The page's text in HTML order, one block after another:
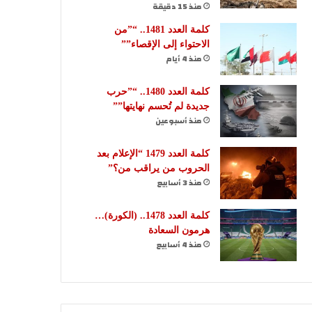
منذ 15 دقيقة
كلمة العدد 1481.. “”من
الاحتواء إلى الإقصاء””
منذ 4 أيام
كلمة العدد 1480.. “”حرب
جديدة لم تُحسم نهايتها””
منذ أسبوعين
كلمة العدد 1479 “الإعلام بعد
الحروب من يراقب من؟”
منذ 3 أسابيع
كلمة العدد 1478.. (الكورة)…
هرمون السعادة
منذ 4 أسابيع